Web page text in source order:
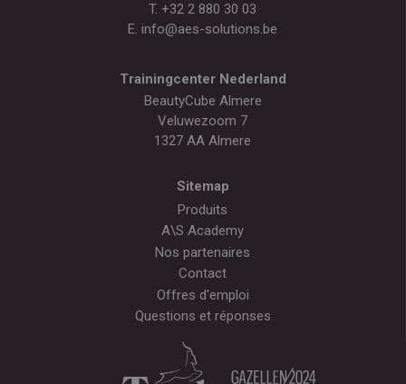
T. +32 2 880 30 03
E. info@aes-solutions.be
Trainingcenter Nederland
BeautyCube Almere
Veluwezoom 7
1327 AA Almere
Sitemap
Produits
A\S Academy
Nos partenaires
Contact
Offres d'emploi
Questions et réponses